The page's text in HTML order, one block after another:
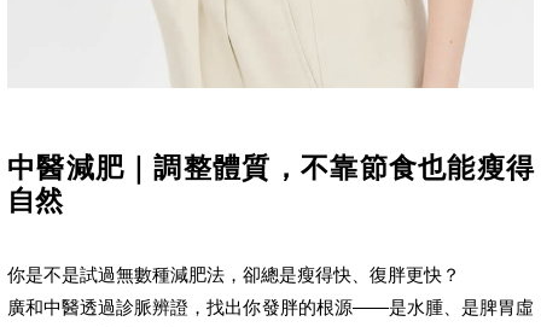
中醫減肥｜調整體質，不靠節食也能瘦得
自然
你是不是試過無數種減肥法，卻總是瘦得快、復胖更快？
廣和中醫透過診脈辨證，找出你發胖的根源——是水腫、是脾胃虛